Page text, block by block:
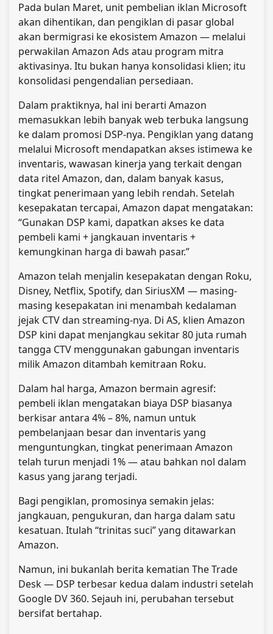
Pada bulan Maret, unit pembelian iklan Microsoft
akan dihentikan, dan pengiklan di pasar global
akan bermigrasi ke ekosistem Amazon — melalui
perwakilan Amazon Ads atau program mitra
aktivasinya. Itu bukan hanya konsolidasi klien; itu
konsolidasi pengendalian persediaan.
Dalam praktiknya, hal ini berarti Amazon
memasukkan lebih banyak web terbuka langsung
ke dalam promosi DSP-nya. Pengiklan yang datang
melalui Microsoft mendapatkan akses istimewa ke
inventaris, wawasan kinerja yang terkait dengan
data ritel Amazon, dan, dalam banyak kasus,
tingkat penerimaan yang lebih rendah. Setelah
kesepakatan tercapai, Amazon dapat mengatakan:
“Gunakan DSP kami, dapatkan akses ke data
pembeli kami + jangkauan inventaris +
kemungkinan harga di bawah pasar.”
Amazon telah menjalin kesepakatan dengan Roku,
Disney, Netflix, Spotify, dan SiriusXM — masing-
masing kesepakatan ini menambah kedalaman
jejak CTV dan streaming-nya. Di AS, klien Amazon
DSP kini dapat menjangkau sekitar 80 juta rumah
tangga CTV menggunakan gabungan inventaris
milik Amazon ditambah kemitraan Roku.
Dalam hal harga, Amazon bermain agresif:
pembeli iklan mengatakan biaya DSP biasanya
berkisar antara 4% – 8%, namun untuk
pembelanjaan besar dan inventaris yang
menguntungkan, tingkat penerimaan Amazon
telah turun menjadi 1% — atau bahkan nol dalam
kasus yang jarang terjadi.
Bagi pengiklan, promosinya semakin jelas:
jangkauan, pengukuran, dan harga dalam satu
kesatuan. Itulah “trinitas suci” yang ditawarkan
Amazon.
Namun, ini bukanlah berita kematian The Trade
Desk — DSP terbesar kedua dalam industri setelah
Google DV 360. Sejauh ini, perubahan tersebut
bersifat bertahap.